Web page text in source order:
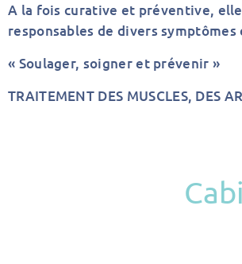
A la fois curative et préventive,
responsables de divers
« Soulager, soigner et prévenir »
TRAITEMENT DES MUSCLES, DES